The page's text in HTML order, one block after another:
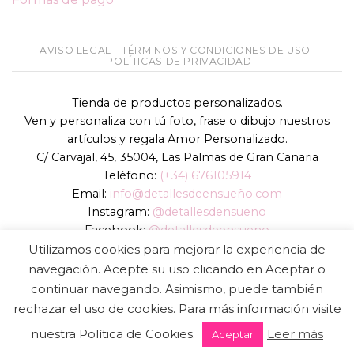
AVISO LEGAL
TÉRMINOS Y CONDICIONES DE USO
POLÍTICAS DE PRIVACIDAD
Tienda de productos personalizados.
Ven y personaliza con tú foto, frase o dibujo nuestros
artículos y regala Amor Personalizado.
C/ Carvajal, 45, 35004, Las Palmas de Gran Canaria
Teléfono: (+34) 676105914
Email: info@detallesdeensueño.com
Instagram: @detallesdensueno
Facebook: @detallesdeensueno
TikTok: @detallesdensueno
Página web:www.detallesdeensueño.com
Copyright 2026 © DIGALOWEB.COM
Utilizamos cookies para mejorar la experiencia de
navegación. Acepte su uso clicando en Aceptar o
continuar navegando. Asimismo, puede también
rechazar el uso de cookies. Para más información visite
nuestra Política de Cookies.
Aceptar Leer más